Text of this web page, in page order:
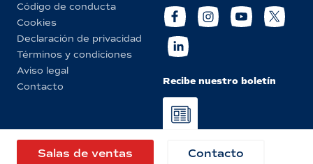
Salas de ventas Contacto
Código de conducta
Cookies
Declaración de privacidad
Términos y condiciones
Aviso legal
Contacto
Recibe nuestro boletín
© Eurol 2026